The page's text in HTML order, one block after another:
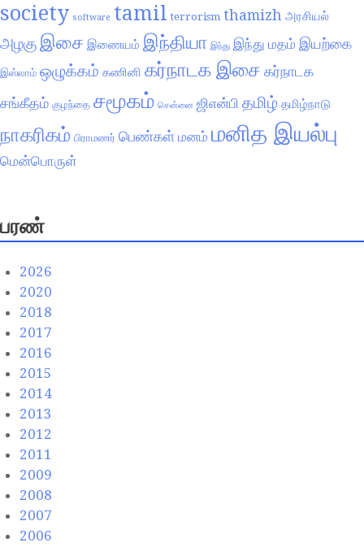
society software tamil terrorism thamizh அரசியல்
அழகுஇசை இணையம் இந்தியா இந்து இந்து மதம் இயற்கை
இஸ்லாம் ஒழுக்கம் கணினி கர்நாடக இசை கர்நாடக
சங்கீதம் குழந்தை சமூகம் சென்னை ஜிஎன்பி தமிழ் தமிழ்நாடு
நாகரிகம் பிராமணர் பெண்கள் மனம் மனித இயல்பு
மென்பொருள்
பரண்
2026
2020
2018
2017
2016
2015
2014
2013
2012
2011
2009
2008
2007
2006